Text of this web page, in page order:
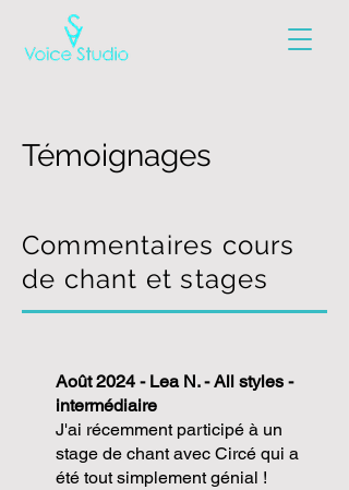
Témoignages
Commentaires cours
de chant et stages
Août 2024 - Lea N. - All styles -
intermédiaire
J'ai récemment participé à un
stage de chant avec Circé qui a
été tout simplement génial !